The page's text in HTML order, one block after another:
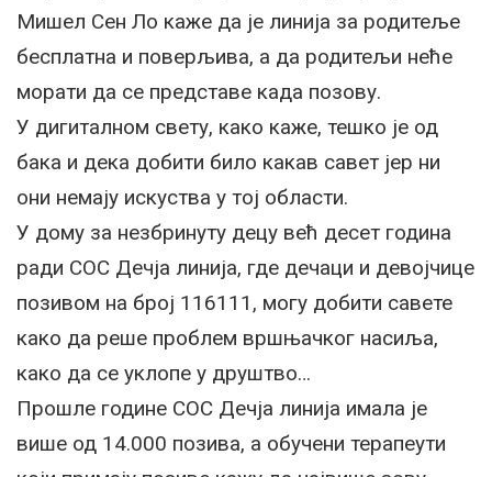
Mишел Сен Ло каже да jе линиjа за родитеље
бесплатна и поверљива, а да родитељи неће
морати да се представе када позову.
У дигиталном свету, како каже, тешко jе од
бака и дека добити било какав савет jер ни
они немаjу искуства у тоj области.
У дому за незбринуту децу већ десет година
ради СOС Дечjа линиjа, где дечаци и девоjчице
позивом на броj 116111, могу добити савете
како да реше проблем вршњачког насиља,
како да се уклопе у друштво…
Прошле године СOС Дечjа линиjа имала jе
више од 14.000 позива, а обучени терапеути